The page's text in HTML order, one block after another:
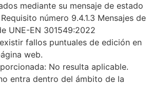
mediante su mensaje de estado
número 9.4.1.3 Mensajes de
UNE-EN 301549:2022
fallos puntuales de edición en
web.
No resulta aplicable.
entra dentro del ámbito de la